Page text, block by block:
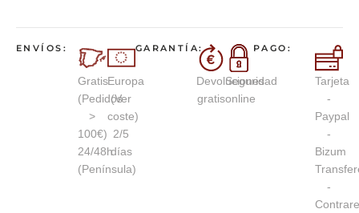
ENVÍOS:
Gratis
(Pedidos
>
100€)
24/48h
(Península)
Europa
(Ver
coste)
2/5
días
GARANTÍA:
Devoluciones
gratis
Seguridad
online
PAGO:
Tarjeta
-
Paypal
-
Bizum
-